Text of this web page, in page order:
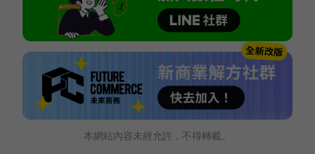
本網站內容未經允許，不得轉載。